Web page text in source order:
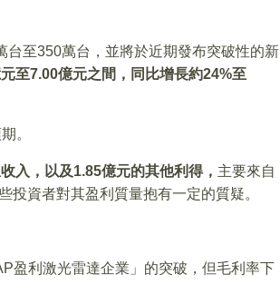
至350萬台，並將於近期發布突破性的新
至7.00億元之間，同比增長約24%至
。
入，以及1.85億元的其他利得， 主要來自
資者對其盈利質量抱有一定的質疑。
盈利激光雷達企業」的突破，但毛利率下